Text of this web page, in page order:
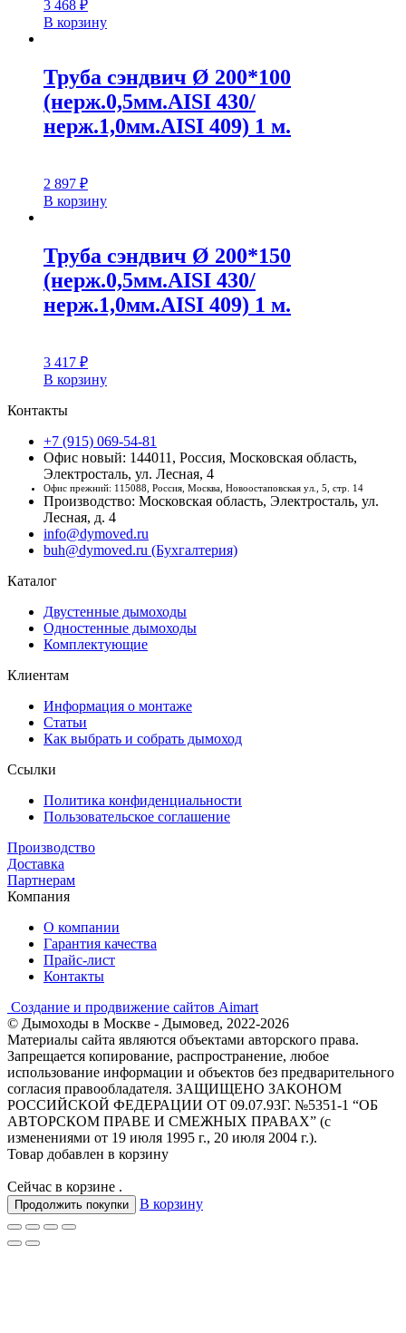
3 468 ₽
В корзину
Труба сэндвич Ø 200*100
(нерж.0,5мм.AISI 430/
нерж.1,0мм.AISI 409) 1 м.
2 897 ₽
В корзину
Труба сэндвич Ø 200*150
(нерж.0,5мм.AISI 430/
нерж.1,0мм.AISI 409) 1 м.
3 417 ₽
В корзину
Контакты
+7 (915) 069-54-81
Офис новый: 144011, Россия, Московская область,
Электросталь, ул. Лесная, 4
Офис прежний: 115088, Россия, Москва, Новоостаповская ул., 5, стр. 14
Производство: Московская область, Электросталь, ул.
Лесная, д. 4
info@dymoved.ru
buh@dymoved.ru (Бухгалтерия)
Каталог
Двустенные дымоходы
Одностенные дымоходы
Комплектующие
Клиентам
Информация о монтаже
Статьи
Как выбрать и собрать дымоход
Ссылки
Политика конфиденциальности
Пользовательское соглашение
Производство
Доставка
Партнерам
Компания
О компании
Гарантия качества
Прайс-лист
Контакты
Создание и продвижение сайтов Aimart
© Дымоходы в Москве - Дымовед, 2022-2026
Материалы сайта являются объектами авторского права.
Запрещается копирование, распространение, любое
использование информации и объектов без предварительного
согласия правообладателя. ЗАЩИЩЕНО ЗАКОНОМ
РОССИЙСКОЙ ФЕДЕРАЦИИ ОТ 09.07.93Г. №5351-1 “ОБ
АВТОРСКОМ ПРАВЕ И СМЕЖНЫХ ПРАВАХ” (с
изменениями от 19 июля 1995 г., 20 июля 2004 г.).
Товар добавлен в корзину
Сейчас в корзине .
Продолжить покупки В корзину